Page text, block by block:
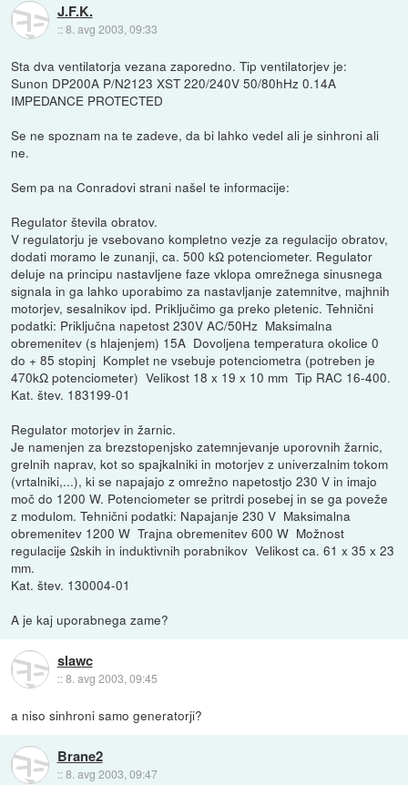
J.F.K.
::8. avg 2003, 09:33
Sta dva ventilatorja vezana zaporedno. Tip ventilatorjev je:
Sunon DP200A P/N2123 XST 220/240V 50/80hHz 0.14A
IMPEDANCE PROTECTED
Se ne spoznam na te zadeve, da bi lahko vedel ali je sinhroni ali
ne.
Sem pa na Conradovi strani našel te informacije:
Regulator števila obratov.
V regulatorju je vsebovano kompletno vezje za regulacijo obratov,
dodati moramo le zunanji, ca. 500 kΩ potenciometer. Regulator
deluje na principu nastavljene faze vklopa omrežnega sinusnega
signala in ga lahko uporabimo za nastavljanje zatemnitve, majhnih
motorjev, sesalnikov ipd. Priključimo ga preko pletenic. Tehnični
podatki: Priključna napetost 230V AC/50Hz  Maksimalna
obremenitev (s hlajenjem) 15A  Dovoljena temperatura okolice 0
do + 85 stopinj  Komplet ne vsebuje potenciometra (potreben je
470kΩ potenciometer)  Velikost 18 x 19 x 10 mm  Tip RAC 16-400.
Kat. štev. 183199-01
Regulator motorjev in žarnic.
Je namenjen za brezstopenjsko zatemnjevanje uporovnih žarnic,
grelnih naprav, kot so spajkalniki in motorjev z univerzalnim tokom
(vrtalniki,...), ki se napajajo z omrežno napetostjo 230 V in imajo
moč do 1200 W. Potenciometer se pritrdi posebej in se ga poveže
z modulom. Tehnični podatki: Napajanje 230 V  Maksimalna
obremenitev 1200 W  Trajna obremenitev 600 W  Možnost
regulacije Ωskih in induktivnih porabnikov  Velikost ca. 61 x 35 x 23
mm.
Kat. štev. 130004-01
A je kaj uporabnega zame?
slawc
::8. avg 2003, 09:45
a niso sinhroni samo generatorji?
Brane2
::8. avg 2003, 09:47